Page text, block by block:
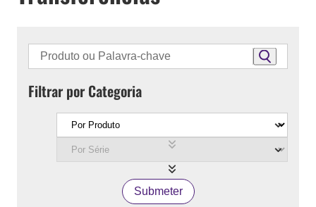
Filtrar por Categoria
Submeter